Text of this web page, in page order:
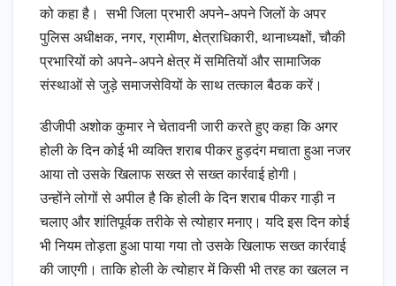
को कहा है। सभी जिला प्रभारी अपने-अपने जिलों के अपर
पुलिस अधीक्षक, नगर, ग्रामीण, क्षेत्राधिकारी, थानाध्यक्षों, चौकी
प्रभारियों को अपने-अपने क्षेत्र में समितियों और सामाजिक
संस्थाओं से जुड़े समाजसेवियों के साथ तत्काल बैठक करें।
डीजीपी अशोक कुमार ने चेतावनी जारी करते हुए कहा कि अगर
होली के दिन कोई भी व्यक्ति शराब पीकर हुड़दंग मचाता हुआ नजर
आया तो उसके खिलाफ सख्त से सख्त कार्रवाई होगी।
उन्होंने लोगों से अपील है कि होली के दिन शराब पीकर गाड़ी न
चलाए और शांतिपूर्वक तरीके से त्योहार मनाए। यदि इस दिन कोई
भी नियम तोड़ता हुआ पाया गया तो उसके खिलाफ सख्त कार्रवाई
की जाएगी। ताकि होली के त्योहार में किसी भी तरह का खलल न